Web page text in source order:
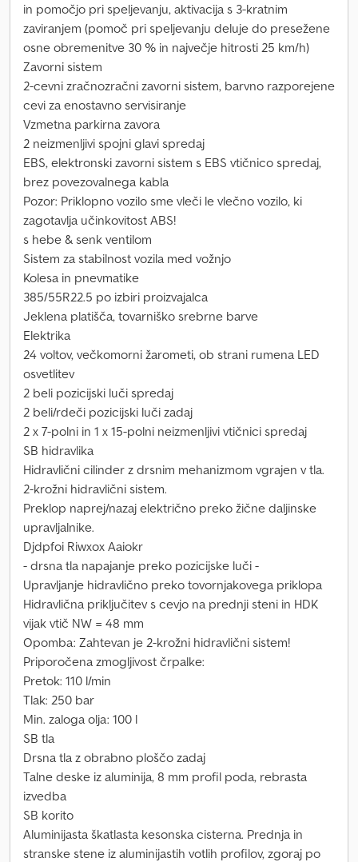
in pomočjo pri speljevanju, aktivacija s 3-kratnim
zaviranjem (pomoč pri speljevanju deluje do presežene
osne obremenitve 30 % in največje hitrosti 25 km/h)
Zavorni sistem
2-cevni zračnozračni zavorni sistem, barvno razporejene
cevi za enostavno servisiranje
Vzmetna parkirna zavora
2 neizmenljivi spojni glavi spredaj
EBS, elektronski zavorni sistem s EBS vtičnico spredaj,
brez povezovalnega kabla
Pozor: Priklopno vozilo sme vleči le vlečno vozilo, ki
zagotavlja učinkovitost ABS!
s hebe & senk ventilom
Sistem za stabilnost vozila med vožnjo
Kolesa in pnevmatike
385/55R22.5 po izbiri proizvajalca
Jeklena platišča, tovarniško srebrne barve
Elektrika
24 voltov, večkomorni žarometi, ob strani rumena LED
osvetlitev
2 beli pozicijski luči spredaj
2 beli/rdeči pozicijski luči zadaj
2 x 7-polni in 1 x 15-polni neizmenljivi vtičnici spredaj
SB hidravlika
Hidravlični cilinder z drsnim mehanizmom vgrajen v tla.
2-krožni hidravlični sistem.
Preklop naprej/nazaj električno preko žične daljinske
upravljalnike.
Djdpfoi Riwxox Aaiokr
- drsna tla napajanje preko pozicijske luči -
Upravljanje hidravlično preko tovornjakovega priklopa
Hidravlična priključitev s cevjo na prednji steni in HDK
vijak vtič NW = 48 mm
Opomba: Zahtevan je 2-krožni hidravlični sistem!
Priporočena zmogljivost črpalke:
Pretok: 110 l/min
Tlak: 250 bar
Min. zaloga olja: 100 l
SB tla
Drsna tla z obrabno ploščo zadaj
Talne deske iz aluminija, 8 mm profil poda, rebrasta
izvedba
SB korito
Aluminijasta škatlasta kesonska cisterna. Prednja in
stranske stene iz aluminijastih votlih profilov, zgoraj po